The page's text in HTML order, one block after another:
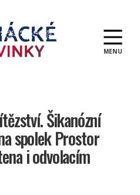
MENU
Šikanózní
spolek Prostor
i odvolacím